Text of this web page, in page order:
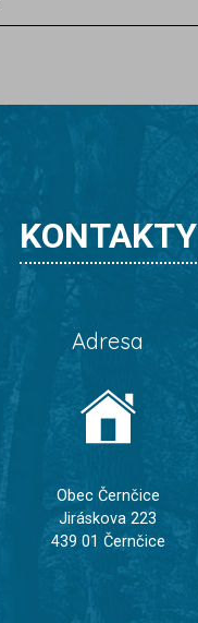
KONTAKTY
Adresa
Obec Černčice
Jiráskova 223
439 01 Černčice